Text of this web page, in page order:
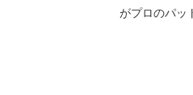
がプロのパッ